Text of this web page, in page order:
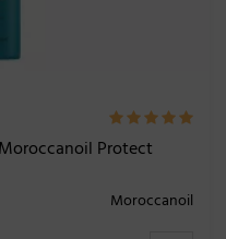
Protect
Moroccanoil